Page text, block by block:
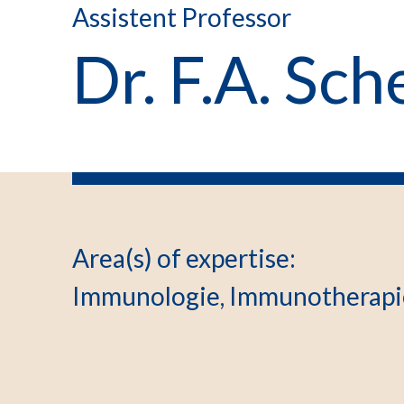
Assistent Professor
Dr. F.A.
Area(s) of expertise:
Immunologie,